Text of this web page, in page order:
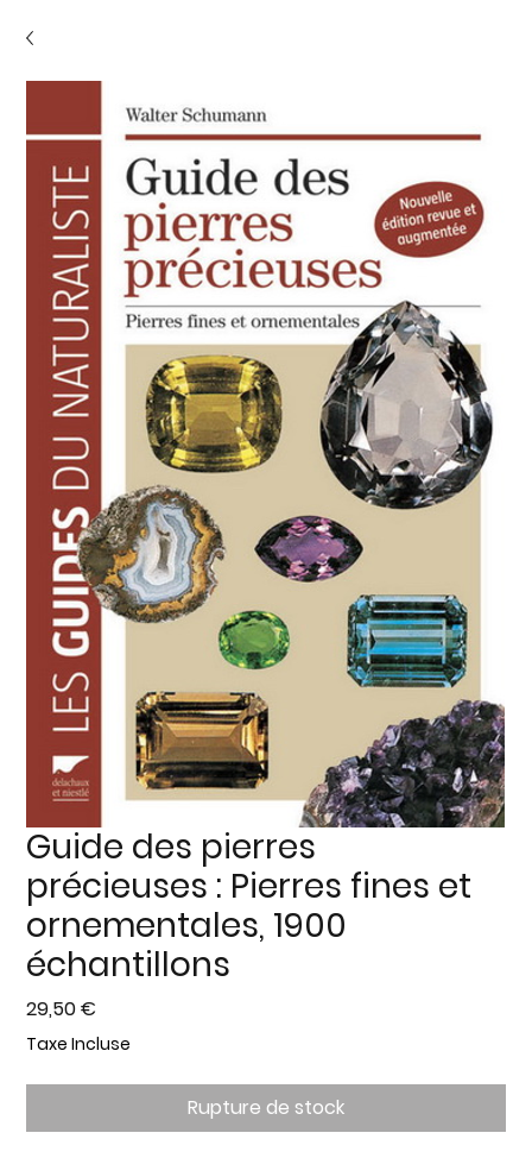
Guide des pierres
précieuses : Pierres fines et
ornementales, 1900
échantillons
29,50 €
Taxe Incluse
Rupture de stock